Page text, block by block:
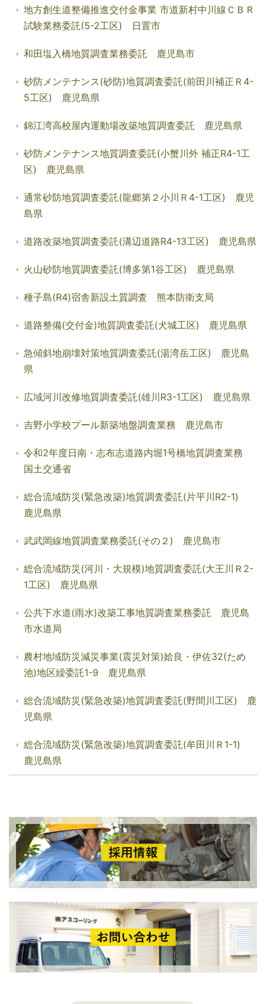
地方創生道整備推進交付金事業 市道新村中川線ＣＢＲ
試験業務委託(5-2工区) 日置市
和田塩入橋地質調査業務委託 鹿児島市
砂防メンテナンス(砂防)地質調査委託(前田川補正Ｒ4-
5工区) 鹿児島県
錦江湾高校屋内運動場改築地質調査委託 鹿児島県
砂防メンテナンス地質調査委託(小蟹川外 補正R4-1工
区) 鹿児島県
通常砂防地質調査委託(龍郷第２小川Ｒ4-1工区) 鹿児
島県
道路改築地質調査委託(溝辺道路R4-13工区) 鹿児島県
火山砂防地質調査委託(博多第1谷工区) 鹿児島県
種子島(R4)宿舎新設土質調査 熊本防衛支局
道路整備(交付金)地質調査委託(犬城工区) 鹿児島県
急傾斜地崩壊対策地質調査委託(湯湾岳工区) 鹿児島
県
広域河川改修地質調査委託(雄川R3-1工区) 鹿児島県
吉野小学校プール新築地盤調査業務 鹿児島市
令和2年度日南・志布志道路内堀1号橋地質調査業務
国土交通省
総合流域防災(緊急改築)地質調査委託(片平川R2-1)
鹿児島県
武武岡線地質調査業務委託(その２) 鹿児島市
総合流域防災(河川・大規模)地質調査委託(大王川Ｒ2-
1工区) 鹿児島県
公共下水道(雨水)改築工事地質調査業務委託 鹿児島
市水道局
農村地域防災減災事業(震災対策)姶良・伊佐32(ため
池)地区繰委託1-9 鹿児島県
総合流域防災(緊急改築)地質調査委託(野間川工区) 鹿
児島県
総合流域防災(緊急改築)地質調査委託(牟田川Ｒ1-1)
鹿児島県